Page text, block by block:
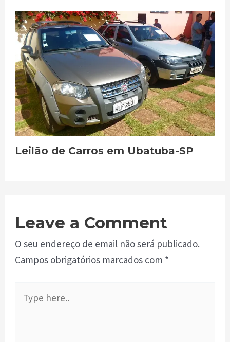
Leilão de Carros em Ubatuba-SP
Leave a Comment
O seu endereço de email não será publicado.
Campos obrigatórios marcados com *
here..